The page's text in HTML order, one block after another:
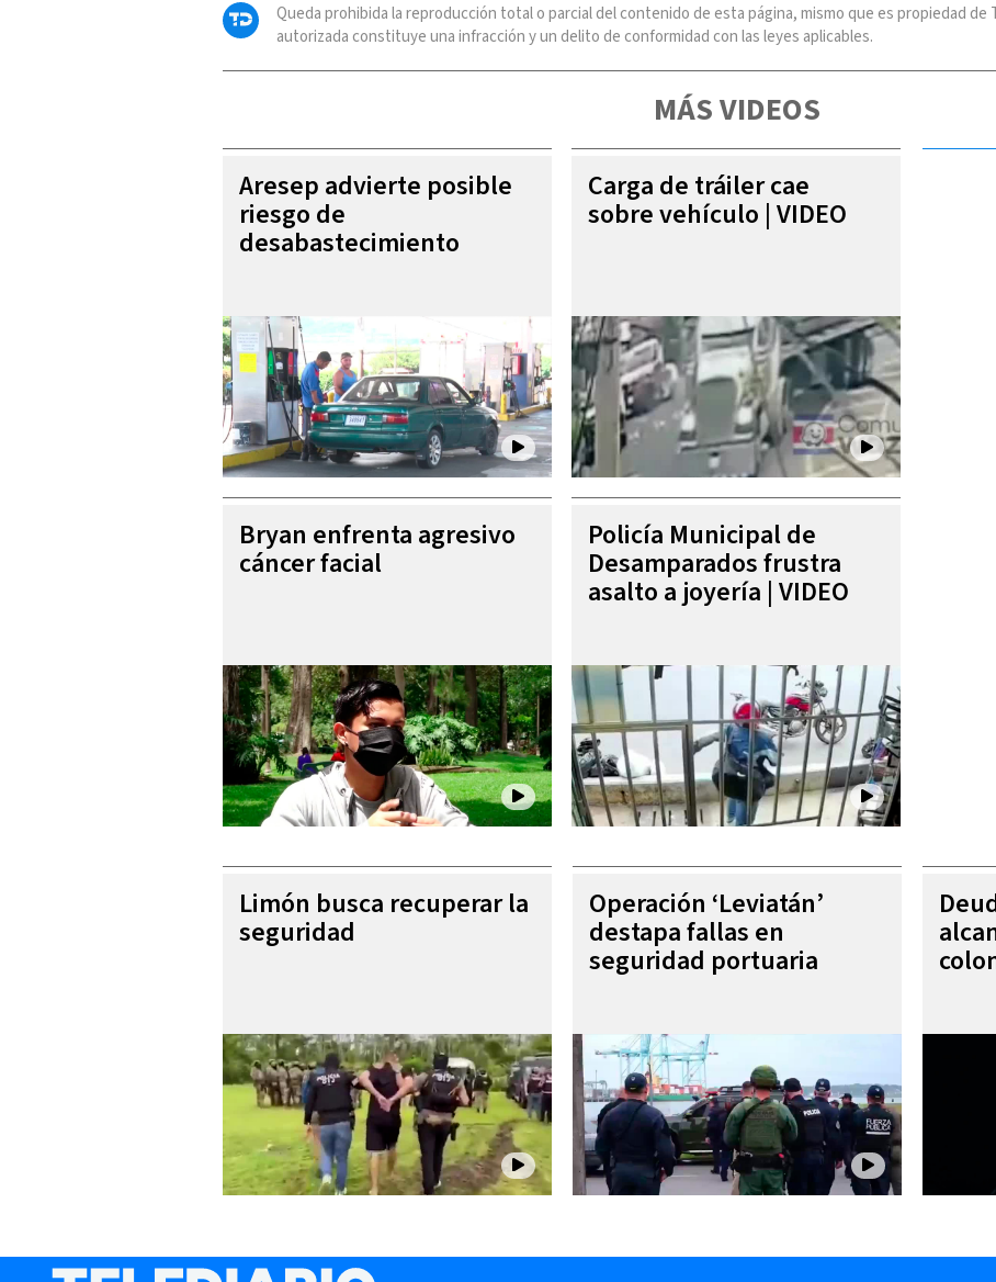
Queda prohibida la reproducción total o parcial del contenido de esta página, mismo que es propiedad de
autorizada constituye una infracción y un delito de conformidad con las leyes aplicables.
MÁS VIDEOS
Aresep advierte posible
riesgo de
desabastecimiento
Carga de tráiler cae
sobre vehículo | VIDEO
Bryan enfrenta agresivo
cáncer facial
Policía Municipal de
Desamparados frustra
asalto a joyería | VIDEO
Limón busca recuperar la
seguridad
Operación ‘Leviatán’
destapa fallas en
seguridad portuaria